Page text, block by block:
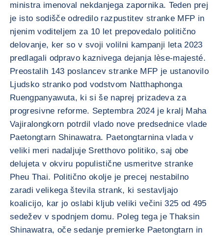
ministra imenoval nekdanjega zapornika. Teden prej
je isto sodišče odredilo razpustitev stranke MFP in
njenim voditeljem za 10 let prepovedalo politično
delovanje, ker so v svoji volilni kampanji leta 2023
predlagali odpravo kaznivega dejanja lèse-majesté.
Preostalih 143 poslancev stranke MFP je ustanovilo
Ljudsko stranko pod vodstvom Natthaphonga
Ruengpanyawuta, ki si še naprej prizadeva za
progresivne reforme. Septembra 2024 je kralj Maha
Vajiralongkorn potrdil vlado nove predsednice vlade
Paetongtarn Shinawatra. Paetongtarnina vlada v
veliki meri nadaljuje Sretthovo politiko, saj obe
delujeta v okviru populistične usmeritve stranke
Pheu Thai. Politično okolje je precej nestabilno
zaradi velikega števila strank, ki sestavljajo
koalicijo, kar jo oslabi kljub veliki večini 325 od 495
sedežev v spodnjem domu. Poleg tega je Thaksin
Shinawatra, oče sedanje premierke Paetongtarn in